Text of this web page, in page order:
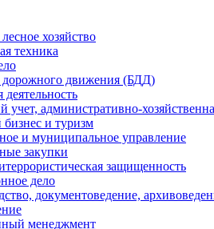
хозяйство
техника
дорожного движения (БДД)
учет, административно-
и туризм
и муниципальное управление
закупки
защищенность
дело
документоведение,
менеджмент